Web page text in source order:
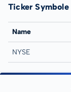
Ticker Symbole
Name
NYSE